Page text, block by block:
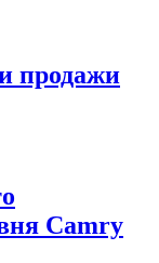
продажи
Camry